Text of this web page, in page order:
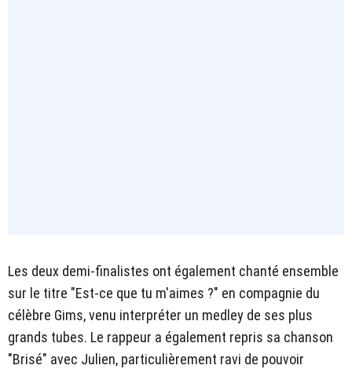
Les deux demi-finalistes ont également chanté ensemble
sur le titre "Est-ce que tu m'aimes ?" en compagnie du
célèbre Gims, venu interpréter un medley de ses plus
grands tubes. Le rappeur a également repris sa chanson
"Brisé" avec Julien, particulièrement ravi de pouvoir